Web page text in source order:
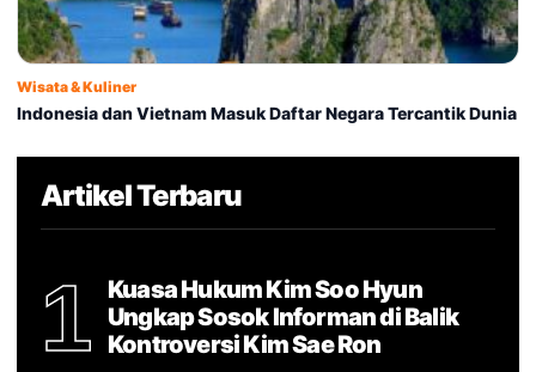
Wisata & Kuliner
Indonesia dan Vietnam Masuk Daftar Negara Tercantik Dunia
Artikel Terbaru
1
Kuasa Hukum Kim Soo Hyun
Ungkap Sosok Informan di Balik
Kontroversi Kim Sae Ron